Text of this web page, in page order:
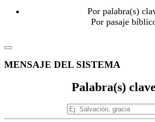
Por palabra(s)
Por pasaje
MENSAJE DEL SISTEMA
Palabra(s) clave